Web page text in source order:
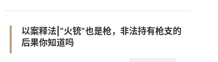
以案释法|“火铳”也是枪，非法持有枪支的
后果你知道吗